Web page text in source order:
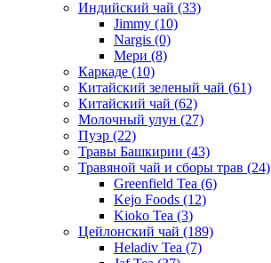
Индийский чай (33)
Jimmy (10)
Nargis (0)
Мери (8)
Каркаде (10)
Китайский зеленый чай (61)
Китайский чай (62)
Молочный улун (27)
Пуэр (22)
Травы Башкирии (43)
Травяной чай и сборы трав (24)
Greenfield Tea (6)
Kejo Foods (12)
Kioko Tea (3)
Цейлонский чай (189)
Heladiv Tea (7)